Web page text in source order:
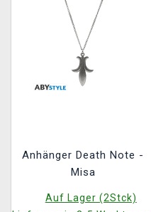
Anhänger Death Note -
Misa
Auf Lager (2Stck)